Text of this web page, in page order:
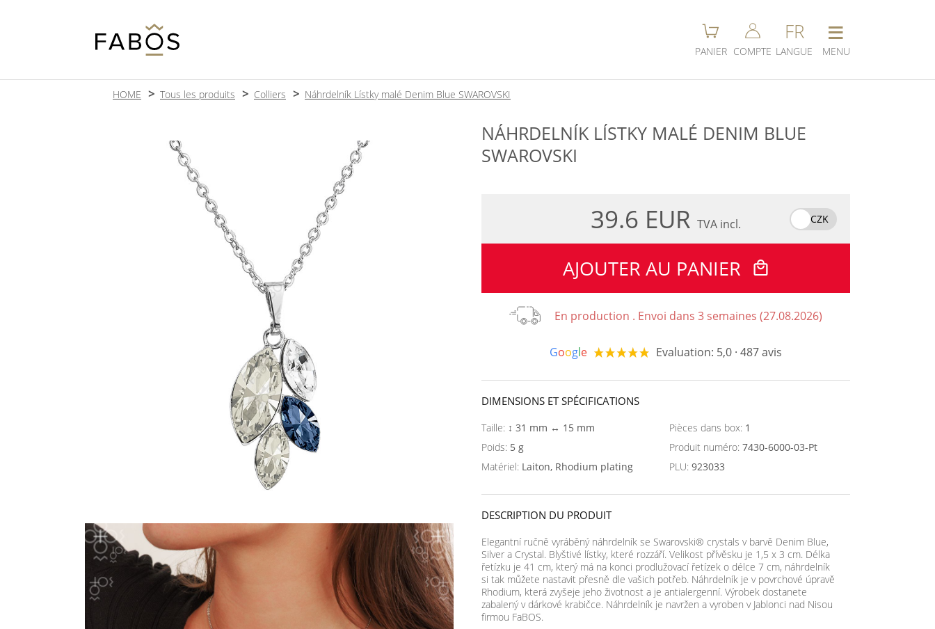
PANIER COMPTE
FR
LANGUE
≡
MENU
HOME Tous les produits Colliers Náhrdelník Lístky malé Denim Blue SWAROVSKI
NÁHRDELNÍK LÍSTKY MALÉ DENIM BLUE
SWAROVSKI
39.6 EUR TVA incl. CZK
AJOUTER AU PANIER
En production . Envoi dans 3 semaines (27.08.2026)
Google Evaluation: 5,0 · 487 avis
DIMENSIONS ET SPÉCIFICATIONS
Taille: ↕ 31 mm ↔ 15 mm
Poids: 5 g
Matériel: Laiton, Rhodium plating
Pièces dans box: 1
Produit numéro: 7430-6000-03-Pt
PLU: 923033
DESCRIPTION DU PRODUIT
Elegantní ručně vyráběný náhrdelník se Swarovski® crystals v barvě Denim Blue,
Silver a Crystal. Blyštivé lístky, které rozzáří. Velikost přívěsku je 1,5 x 3 cm. Délka
řetízku je 41 cm, který má na konci prodlužovací řetízek o délce 7 cm, náhrdelník
si tak můžete nastavit přesně dle vašich potřeb. Náhrdelník je v povrchové úpravě
Rhodium, která zvyšeje jeho životnost a je antialergenní. Výrobek dostanete
zabalený v dárkové krabičce. Náhrdelník je navržen a vyroben v Jablonci nad Nisou
firmou FaBOS.